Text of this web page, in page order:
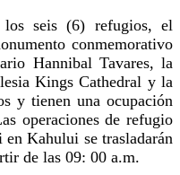
los seis (6) refugios, el
conmemorativo
Hannibal Tavares, la
Kings Cathedral y la
y tienen una ocupación
operaciones de refugio
en Kahului se trasladarán
de las 09: 00 a.m.